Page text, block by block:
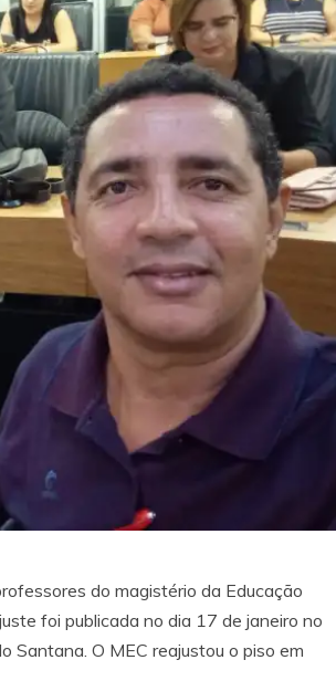
do magistério da Educação
foi publicada no dia 17 de janeiro no
Santana. O MEC reajustou o piso em